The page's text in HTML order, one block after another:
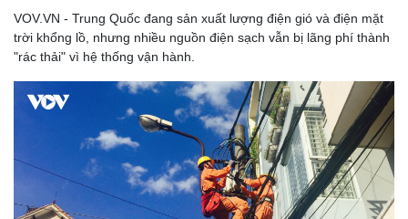
VOV.VN - Trung Quốc đang sản xuất lượng điện gió và điện mặt
trời khổng lồ, nhưng nhiều nguồn điện sạch vẫn bị lãng phí thành
"rác thải" vì hệ thống vận hành.